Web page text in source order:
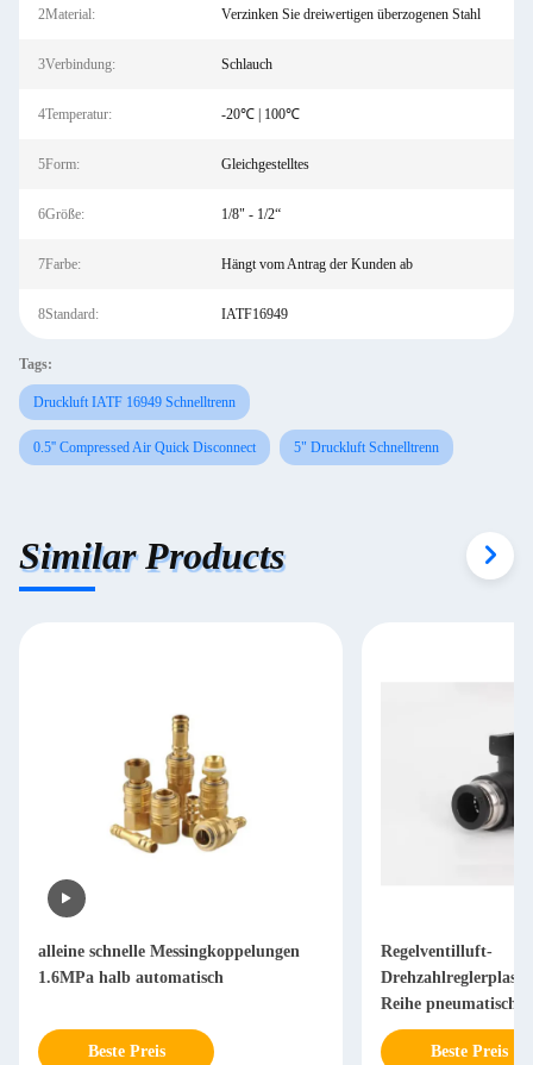
2Material: Verzinken Sie dreiwertigen überzogenen Stahl
3Verbindung: Schlauch
4Temperatur: -20℃ | 100℃
5Form: Gleichgestelltes
6Größe: 1/8" - 1/2“
7Farbe: Hängt vom Antrag der Kunden ab
8Standard: IATF16949
Tags:
Druckluft IATF 16949 Schnelltrenn
0.5'' Compressed Air Quick Disconnect 5" Druckluft Schnelltrenn
Similar Products
alleine schnelle Messingkoppelungen
1.6MPa halb automatisch
Beste Preis
Regelventilluft-
Reihe pneumatische
Beste Preis